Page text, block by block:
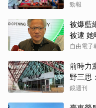
勁報
被爆藍
被逮
自由電子
前時力
野三思
鏡週刊